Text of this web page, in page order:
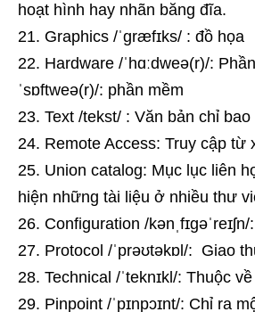
hoạt hình hay nhãn băng đĩa.
Graphics /ˈɡræfɪks/ : đồ họa
Hardware /ˈhɑːdweə(r)/:
ˈsɒftweə(r)/: phần mềm
Text /tekst/ : Văn bản chỉ
Remote Access: Truy cập từ
Union catalog: Mục lục liên
hiện những tài liệu ở nhiều thư
Configuration /
Protocol /ˈprəʊtəkɒl/: Giao
Technical /ˈteknɪkl/: Thuộc
Pinpoint /ˈpɪnpɔɪnt/: Chỉ ra